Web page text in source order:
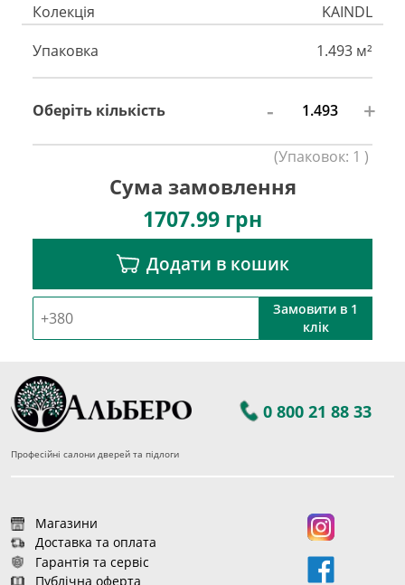
Колекція
KAINDL
Упаковка
1.493 м²
Оберіть кількість - +
(Упаковок: 1 )
Сума замовлення
1707.99 грн
Додати в кошик
Замовити в 1
клік
0 800 21 88 33
Професійні салони дверей та підлоги
Магазини
Доставка та оплата
Гарантія та сервіс
Публічна оферта